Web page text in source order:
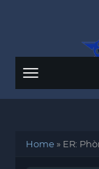
Menu
Home» ER: